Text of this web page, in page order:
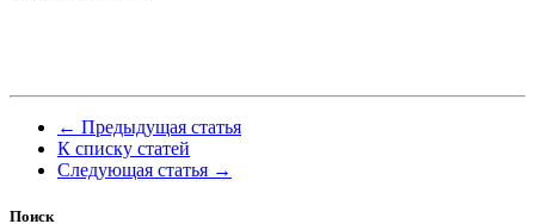
← Предыдущая статья
К списку статей
Следующая статья →
Поиск